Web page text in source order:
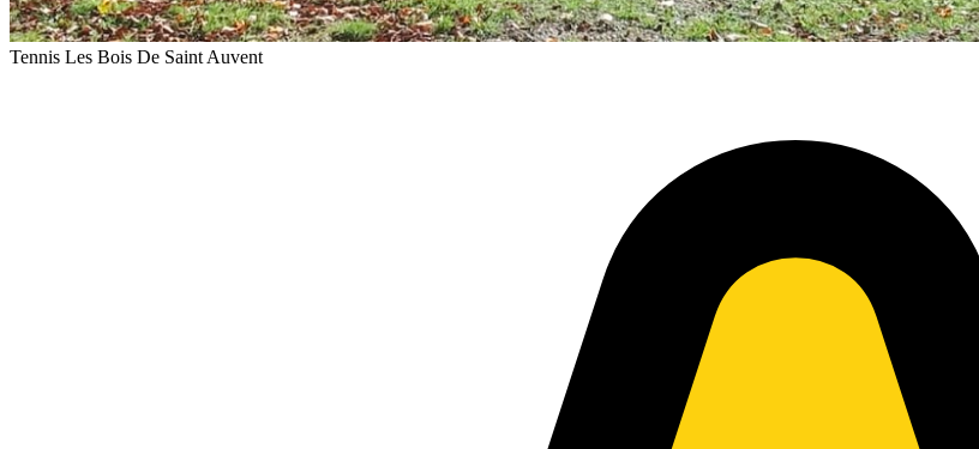
Tennis Les Bois De Saint Auvent